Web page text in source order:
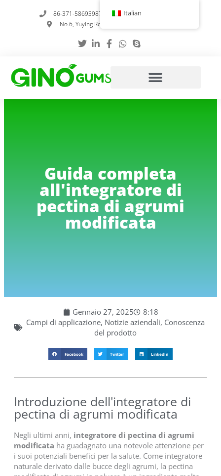
86-371-58693987
info@gumstabilizer.com
No.6, Yuying Road, Zhengzhou, Henan, Cina
Guida completa
all'integratore di
pectina di agrumi
modificata
Gennaio 27, 2025
8:18
Campi di applicazione, Notizie aziendali, Conoscenza
del prodotto
Facebook Twitter LinkedIn
Introduzione dell'integratore di
pectina di agrumi modificata
Negli ultimi anni, integratore di pectina di agrumi
modificata ha guadagnato una notevole attenzione per
i suoi potenziali benefici per la salute. Come integratore
naturale derivato dalle bucce degli agrumi, la pectina
Italian